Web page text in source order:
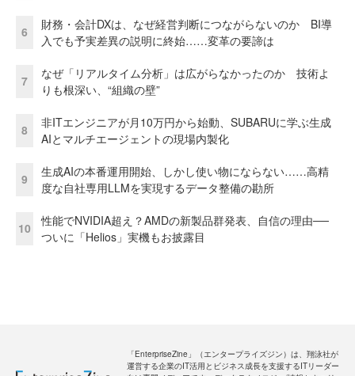
6
財務・会計DXは、なぜ経営判断につながらないのか BI導
入でも予実差異の説明に終始……変革の要諦は
7
なぜ「リアルタイム分析」は広がらなかったのか 技術よ
りも根深い、“組織の壁”
8
非ITエンジニアが月10万円から始動、SUBARUに学ぶ生成
AIとマルチエージェントの現場内製化
9
生成AIの本番運用開始、しかし使い物にならない……高精
度な自社専用LLMを実現するデータ整備の勘所
10
性能でNVIDIA超え？AMDの新製品群発表、自信の理由──
ついに「Helios」実機もお披露目
「EnterpriseZine」（エンタープライズジン）は、翔泳社が
運営する企業のIT活用とビジネス成長を支援するITリーダー